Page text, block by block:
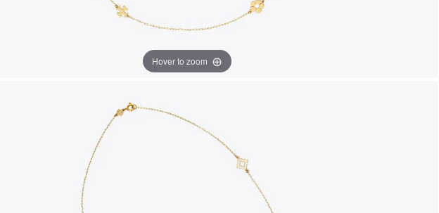
Hover to zoom